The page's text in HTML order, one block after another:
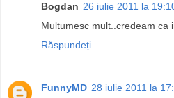
Bogdan 26 iulie 2011 la
Multumesc mult..credeam ca
Răspundeți
FunnyMD 28 iulie 2011 la